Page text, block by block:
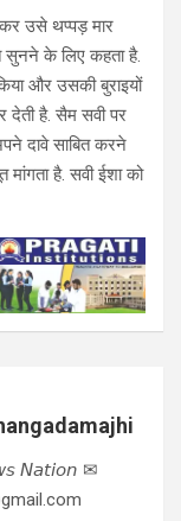
उसे थप्पड़ मार
सुनने के लिए कहता है.
और उसकी बुराइयों
देती है. सैम सवी पर
दावे साबित करने
है. सवी ईशा को
𝘕𝘢𝘵𝘪𝘰𝘯 ✉